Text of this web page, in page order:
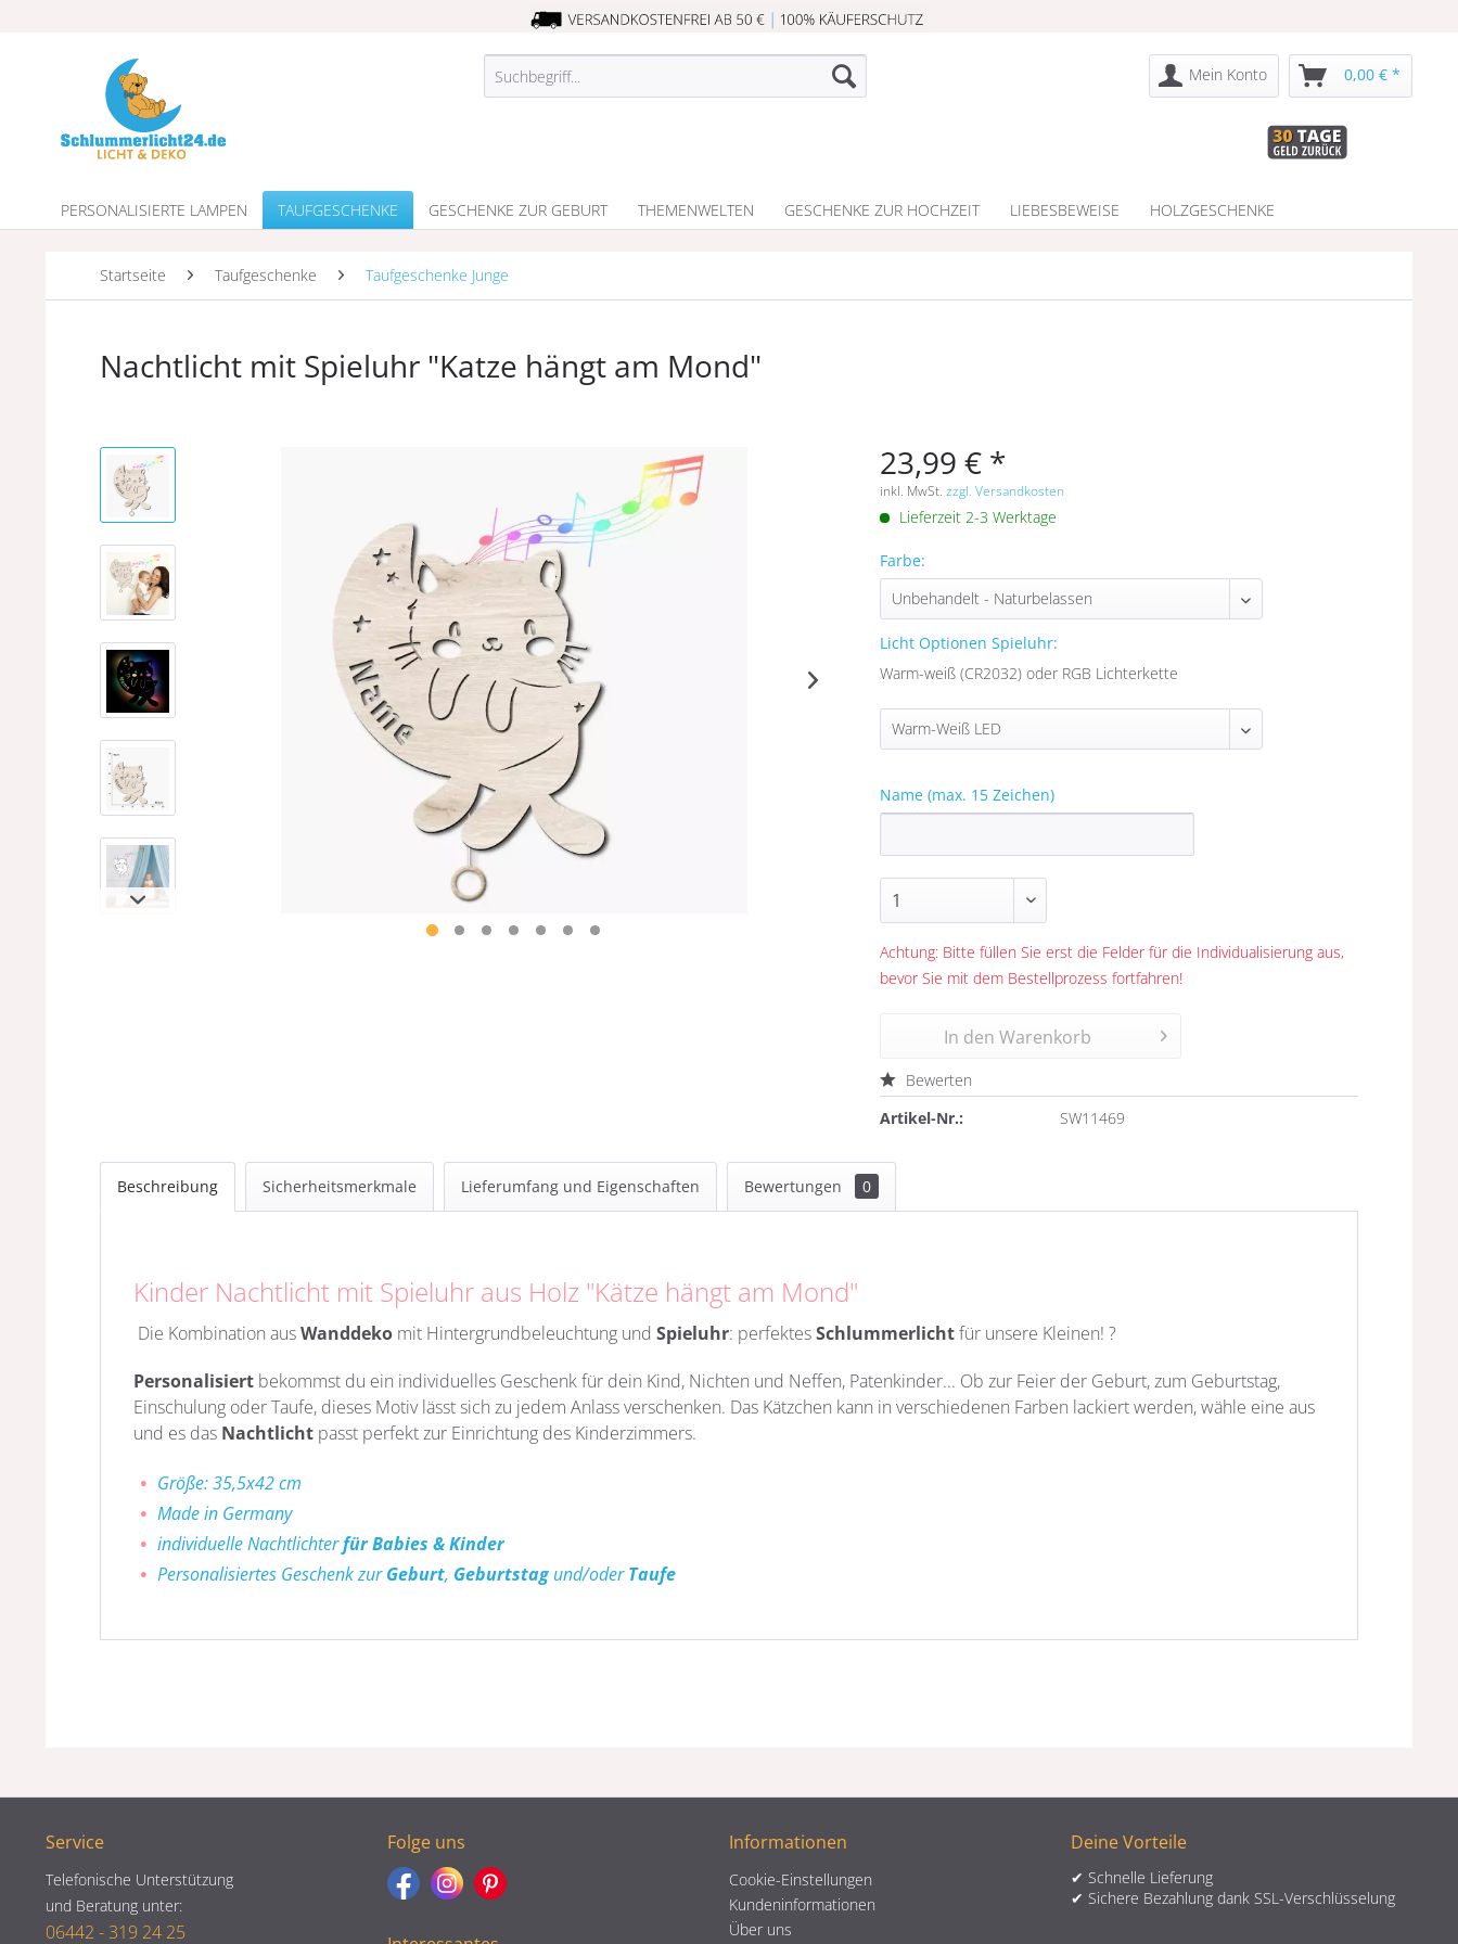
Mein Konto 0,00 € *
PERSONALISIERTE LAMPEN TAUFGESCHENKE GESCHENKE ZUR GEBURT THEMENWELTEN GESCHENKE ZUR HOCHZEIT LIEBESBEWEISE HOLZGESCHENKE
Startseite Taufgeschenke Taufgeschenke Junge
Nachtlicht mit Spieluhr "Katze hängt am Mond"
23,99 € *
inkl. MwSt.zzgl. Versandkosten
Lieferzeit 2-3 Werktage
Farbe:
Licht Optionen Spieluhr:
Warm-weiß (CR2032) oder RGB Lichterkette
Name (max. 15 Zeichen)
Achtung: Bitte füllen Sie erst die Felder für die Individualisierung aus,
bevor Sie mit dem Bestellprozess fortfahren!
In den Warenkorb
Bewerten
Artikel-Nr.:
SW11469
Beschreibung Sicherheitsmerkmale Lieferumfang und Eigenschaften Bewertungen 0
Kinder Nachtlicht mit Spieluhr aus Holz "Kätze hängt am Mond"
Die Kombination ausWanddeko mit Hintergrundbeleuchtung und Spieluhr: perfektesSchlummerlichtfür unsere Kleinen! ?
Personalisiert bekommst du ein individuelles Geschenk für dein Kind, Nichten und Neffen, Patenkinder... Ob zur Feier der Geburt, zum Geburtstag,
Einschulung oder Taufe, dieses Motiv lässt sich zu jedem Anlass verschenken. Das Kätzchen kann in verschiedenen Farben lackiert werden, wähle eine aus
und es das Nachtlicht passt perfekt zur Einrichtung des Kinderzimmers.
Größe: 35,5x42 cm
Made in Germany
individuelle Nachtlichterfür Babies & Kinder
Personalisiertes Geschenk zurGeburt, Geburtstagund/oderTaufe
Service
Telefonische Unterstützung
und Beratung unter:
06442 - 319 24 25
Folge uns Informationen
Cookie-Einstellungen
Kundeninformationen
Über uns
Deine Vorteile
✔ Schnelle Lieferung
✔ Sichere Bezahlung dank SSL-Verschlüsselung